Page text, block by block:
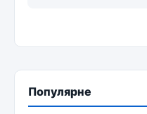
Популярне